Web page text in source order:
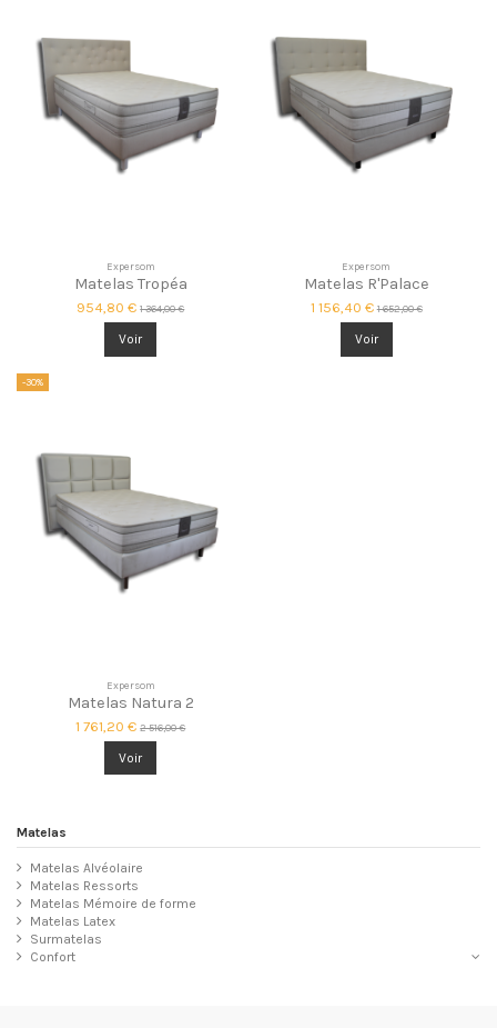
Expersom
Matelas Tropéa
954,80 € 1 364,00 €
Voir
Expersom
Matelas R'Palace
1 156,40 € 1 652,00 €
Voir
-30%
Expersom
Matelas Natura 2
1 761,20 € 2 516,00 €
Voir
Matelas
Matelas Alvéolaire
Matelas Ressorts
Matelas Mémoire de forme
Matelas Latex
Surmatelas
Confort